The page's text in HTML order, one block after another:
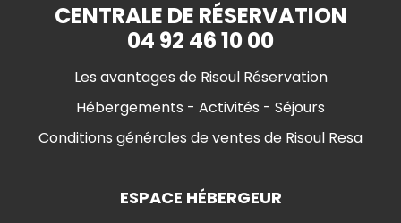
CENTRALE DE RÉSERVATION
04 92 46 10 00
Les avantages de Risoul Réservation
Hébergements - Activités - Séjours
Conditions générales de ventes de Risoul Resa
ESPACE HÉBERGEUR